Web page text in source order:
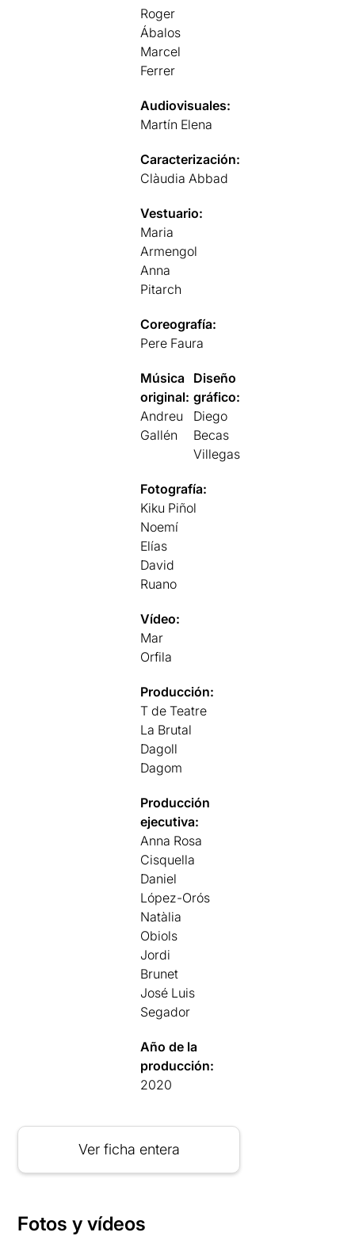
Roger
Ábalos
Marcel
Ferrer
Audiovisuales:
Martín Elena
Caracterización:
Clàudia Abbad
Vestuario:
Maria
Armengol
Anna
Pitarch
Coreografía:
Pere Faura
Música
original:
Andreu
Gallén
Diseño
gráfico:
Diego
Becas
Villegas
Fotografía:
Kiku Piñol
Noemí
Elías
David
Ruano
Vídeo:
Mar
Orfila
Producción:
T de Teatre
La Brutal
Dagoll
Dagom
Producción
ejecutiva:
Anna Rosa
Cisquella
Daniel
López-Orós
Natàlia
Obiols
Jordi
Brunet
José Luis
Segador
Año de la
producción:
2020
Ver ficha entera
Fotos y vídeos